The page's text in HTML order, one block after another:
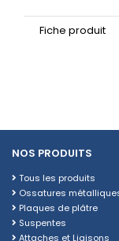
Fiche produit
NOS PRODUITS
Tous les produits
Ossatures
Plaques de plâtre
Suspentes
Attaches et Liaisons